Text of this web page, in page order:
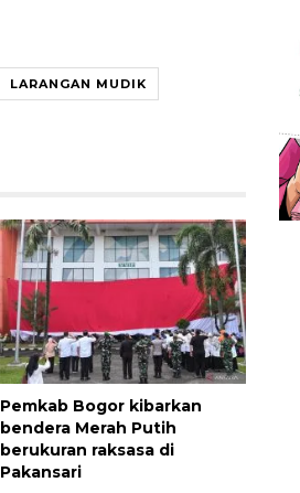
LARANGAN MUDIK
Pemkab Bogor kibarkan
bendera Merah Putih
berukuran raksasa di
Pakansari